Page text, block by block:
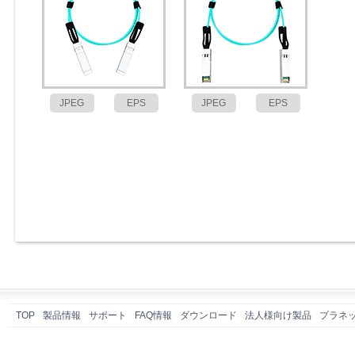
JPEG EPS JPEG EPS
TOP 製品情報 サポート FAQ情報 ダウンロード 法人様向け製品 プラネ